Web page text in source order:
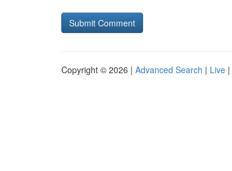
Copyright © 2026 | Advanced Search | Live |